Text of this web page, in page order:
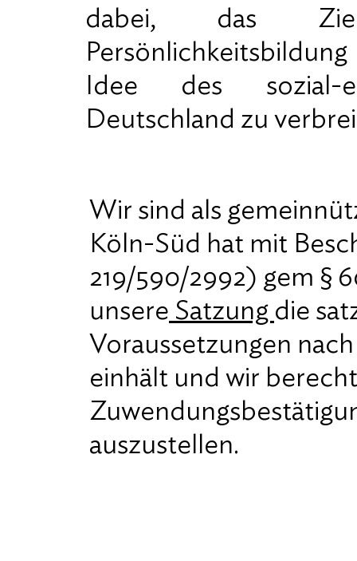
dabei, das
Idee des sozial-
Deutschland zu
Wir sind als
Köln-Süd hat mit
219/590/2992) gem §
unsere Satzung die
Voraussetzungen
einhält und wir
auszustellen.